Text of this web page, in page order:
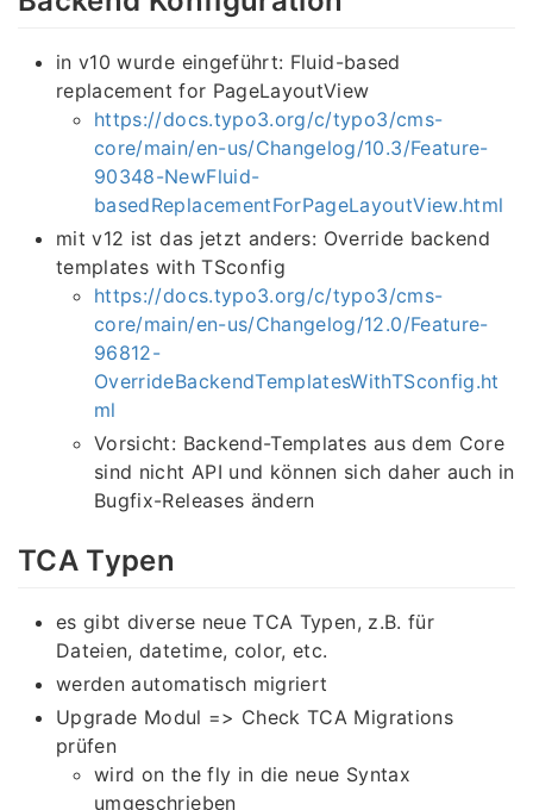
in v10 wurde eingeführt: Fluid-based
replacement for PageLayoutView
https://docs.typo3.org/c/typo3/cms-
core/main/en-us/Changelog/10.3/Feature-
90348-NewFluid-
basedReplacementForPageLayoutView.html
mit v12 ist das jetzt anders: Override backend
templates with TSconfig
https://docs.typo3.org/c/typo3/cms-
core/main/en-us/Changelog/12.0/Feature-
96812-
OverrideBackendTemplatesWithTSconfig.ht
ml
Vorsicht: Backend-Templates aus dem Core
sind nicht API und können sich daher auch in
Bugfix-Releases ändern
TCA Typen
es gibt diverse neue TCA Typen, z.B. für
Dateien, datetime, color, etc.
werden automatisch migriert
Upgrade Modul => Check TCA Migrations
prüfen
wird on the fly in die neue Syntax
umgeschrieben